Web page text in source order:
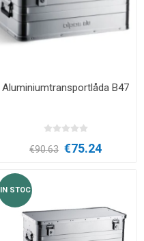
Aluminiumtransportlåda B47
€90.63 €75.24
IN STOC